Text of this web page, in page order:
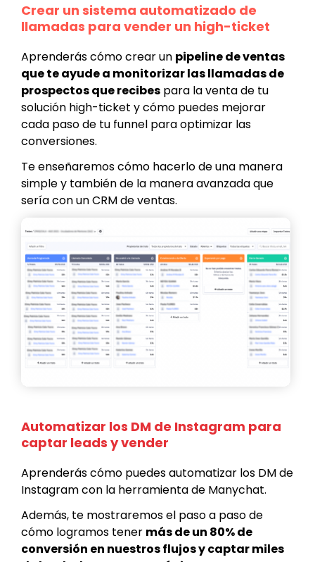
Crear un sistema automatizado de
llamadas para vender un high-ticket
Aprenderás cómo crear un pipeline de ventas
que te ayude a monitorizar las llamadas de
prospectos que recibes para la venta de tu
solución high-ticket y cómo puedes mejorar
cada paso de tu funnel para optimizar las
conversiones.
Te enseñaremos cómo hacerlo de una manera
simple y también de la manera avanzada que
sería con un CRM de ventas.
Automatizar los DM de Instagram para
captar leads y vender
Aprenderás cómo puedes automatizar los DM de
Instagram con la herramienta de Manychat.
Además, te mostraremos el paso a paso de
cómo logramos tener más de un 80% de
conversión en nuestros flujos y captar miles